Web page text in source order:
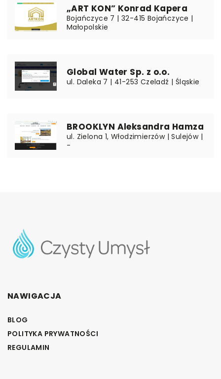
„ART KON” Konrad Kapera
Bojańczyce 7 | 32-415 Bojańczyce |
Małopolskie
Global Water Sp. z o.o.
ul. Daleka 7 | 41-253 Czeladź | Śląskie
BROOKLYN Aleksandra Hamza
ul. Zielona 1, Włodzimierzów | Sulejów |
-
NAWIGACJA
BLOG
POLITYKA PRYWATNOŚCI
REGULAMIN